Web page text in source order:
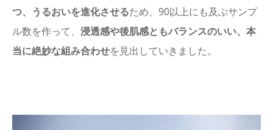
つ、うるおいを進化させるため、90以上にも及ぶサンプ
ル数を作って、 浸透感や後肌感ともバランスのいい、 本
当に絶妙な組み合わせを見出していきました。